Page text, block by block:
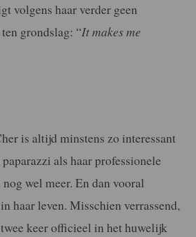
volgens haar verder geen
grondslag: “It makes me
is altijd minstens zo interessant
als haar professionele
wel meer. En dan vooral
haar leven. Misschien verrassend,
keer officieel in het huwelijk